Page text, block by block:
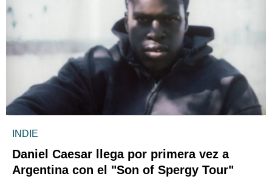
INDIE
Daniel Caesar llega por primera vez a
Argentina con el "Son of Spergy Tour"